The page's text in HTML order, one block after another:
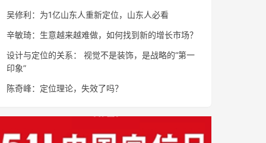
吴修利：为1亿山东人重新定位，山东人必看
辛敏琦：生意越来越难做，如何找到新的增长市场？
设计与定位的关系： 视觉不是装饰，是战略的“第一
印象”
陈奇峰：定位理论，失效了吗？